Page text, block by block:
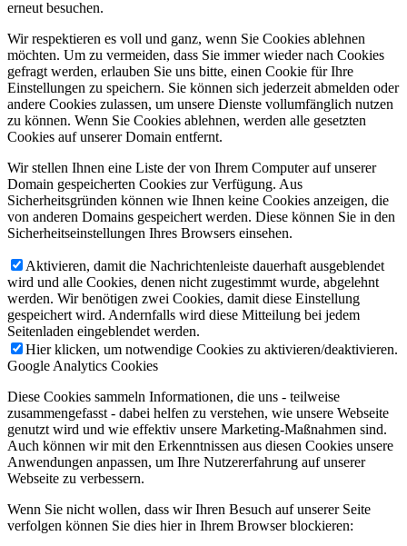
erneut besuchen.
Wir respektieren es voll und ganz, wenn Sie Cookies ablehnen
möchten. Um zu vermeiden, dass Sie immer wieder nach Cookies
gefragt werden, erlauben Sie uns bitte, einen Cookie für Ihre
Einstellungen zu speichern. Sie können sich jederzeit abmelden oder
andere Cookies zulassen, um unsere Dienste vollumfänglich nutzen
zu können. Wenn Sie Cookies ablehnen, werden alle gesetzten
Cookies auf unserer Domain entfernt.
Wir stellen Ihnen eine Liste der von Ihrem Computer auf unserer
Domain gespeicherten Cookies zur Verfügung. Aus
Sicherheitsgründen können wie Ihnen keine Cookies anzeigen, die
von anderen Domains gespeichert werden. Diese können Sie in den
Sicherheitseinstellungen Ihres Browsers einsehen.
Aktivieren, damit die Nachrichtenleiste dauerhaft ausgeblendet
wird und alle Cookies, denen nicht zugestimmt wurde, abgelehnt
werden. Wir benötigen zwei Cookies, damit diese Einstellung
gespeichert wird. Andernfalls wird diese Mitteilung bei jedem
Seitenladen eingeblendet werden.
Hier klicken, um notwendige Cookies zu aktivieren/deaktivieren.
Google Analytics Cookies
Diese Cookies sammeln Informationen, die uns - teilweise
zusammengefasst - dabei helfen zu verstehen, wie unsere Webseite
genutzt wird und wie effektiv unsere Marketing-Maßnahmen sind.
Auch können wir mit den Erkenntnissen aus diesen Cookies unsere
Anwendungen anpassen, um Ihre Nutzererfahrung auf unserer
Webseite zu verbessern.
Wenn Sie nicht wollen, dass wir Ihren Besuch auf unserer Seite
verfolgen können Sie dies hier in Ihrem Browser blockieren: